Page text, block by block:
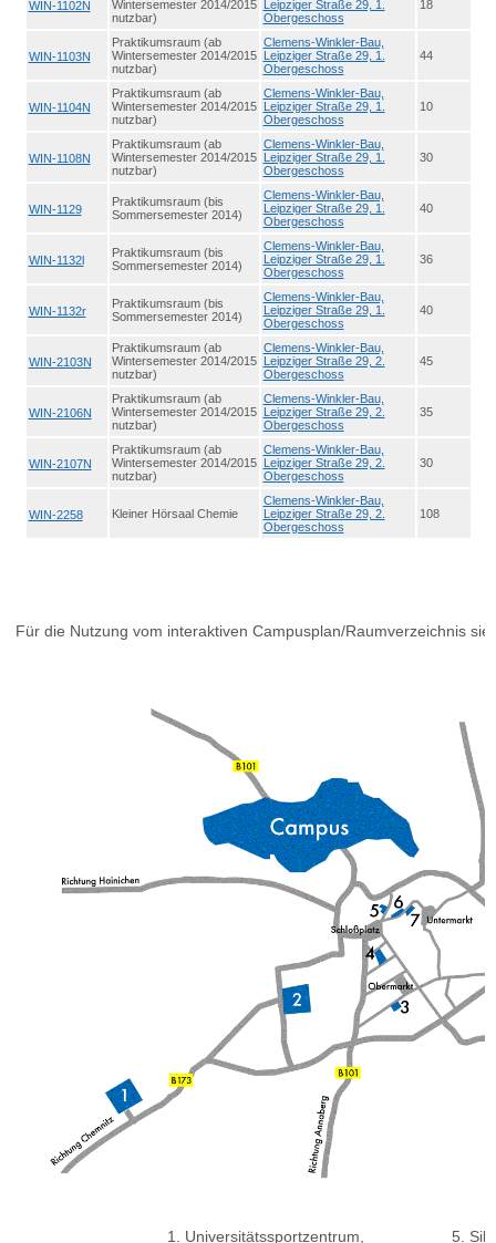
WIN-1102N
Wintersemester 2014/2015
nutzbar)
Leipziger Straße 29, 1.
Obergeschoss
18
WIN-1103N
Praktikumsraum (ab
Wintersemester 2014/2015
nutzbar)
Clemens-Winkler-Bau,
Leipziger Straße 29, 1.
Obergeschoss
44
WIN-1104N
Praktikumsraum (ab
Wintersemester 2014/2015
nutzbar)
Clemens-Winkler-Bau,
Leipziger Straße 29, 1.
Obergeschoss
10
WIN-1108N
Praktikumsraum (ab
Wintersemester 2014/2015
nutzbar)
Clemens-Winkler-Bau,
Leipziger Straße 29, 1.
Obergeschoss
30
WIN-1129
Praktikumsraum (bis
Sommersemester 2014)
Clemens-Winkler-Bau,
Leipziger Straße 29, 1.
Obergeschoss
40
WIN-1132l
Praktikumsraum (bis
Sommersemester 2014)
Clemens-Winkler-Bau,
Leipziger Straße 29, 1.
Obergeschoss
36
WIN-1132r
Praktikumsraum (bis
Sommersemester 2014)
Clemens-Winkler-Bau,
Leipziger Straße 29, 1.
Obergeschoss
40
WIN-2103N
Praktikumsraum (ab
Wintersemester 2014/2015
nutzbar)
Clemens-Winkler-Bau,
Leipziger Straße 29, 2.
Obergeschoss
45
WIN-2106N
Praktikumsraum (ab
Wintersemester 2014/2015
nutzbar)
Clemens-Winkler-Bau,
Leipziger Straße 29, 2.
Obergeschoss
35
WIN-2107N
Praktikumsraum (ab
Wintersemester 2014/2015
nutzbar)
Clemens-Winkler-Bau,
Leipziger Straße 29, 2.
Obergeschoss
30
WIN-2258 Kleiner Hörsaal Chemie
Clemens-Winkler-Bau,
Leipziger Straße 29, 2.
Obergeschoss
108
Für die Nutzung vom interaktiven Campusplan/Raumverzeichnis
1. Universitätssportzentrum,
5.